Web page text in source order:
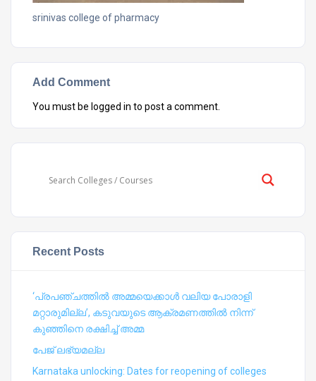
srinivas college of pharmacy
Add Comment
You must be logged in to post a comment.
Recent Posts
‘പ്രപഞ്ചത്തില്‍ അമ്മയെക്കാള്‍ വലിയ പോരാളി
മറ്റാരുമില്ല’, കടുവയുടെ ആക്രമണത്തില്‍ നിന്ന്
കുഞ്ഞിനെ രക്ഷിച്ച് അമ്മ
പേജ് ലഭ്യമല്ല
Karnataka unlocking: Dates for reopening of colleges